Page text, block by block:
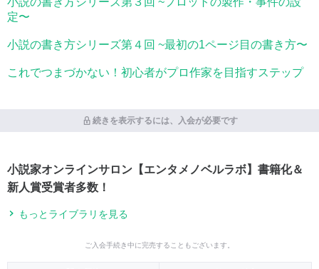
定〜
小説の書き方シリーズ第４回 ~最初の1ページ目の書き方〜
これでつまづかない！初心者がプロ作家を目指すステップ
続きを表示するには、入会が必要です
小説家オンラインサロン【エンタメノベルラボ】書籍化＆
新人賞受賞者多数！
もっとライブラリを見る
ご入会手続き中に完売することもございます。